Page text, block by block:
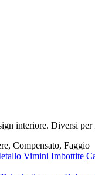
interiore. Diversi
Compensato, Faggio
Vimini Imbottite